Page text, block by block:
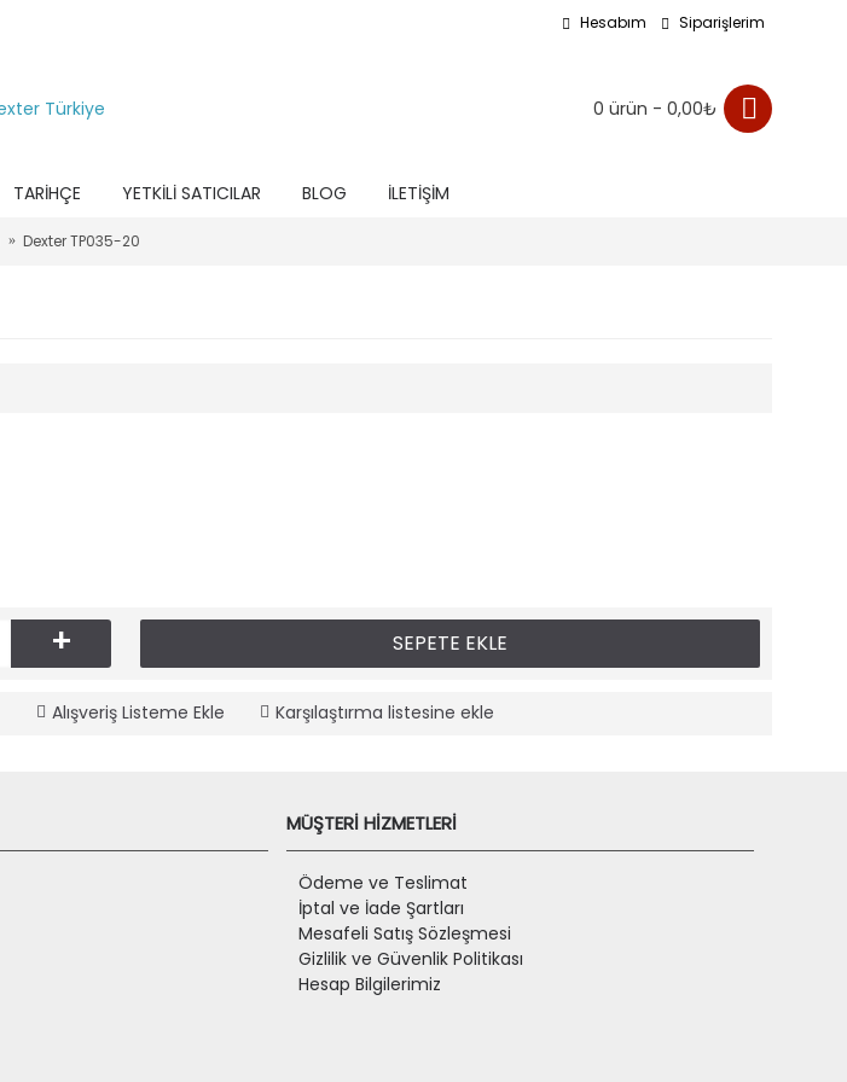
Hesabım Siparişlerim
0 ürün - 0,00₺
TARIHÇE YETKILI SATICILAR BLOG İLETIŞIM
Dexter TP035-20
+ SEPETE EKLE
Alışveriş Listeme Ekle Karşılaştırma listesine ekle
MÜŞTERİ HİZMETLERİ
Ödeme ve Teslimat
İptal ve İade Şartları
Mesafeli Satış Sözleşmesi
Gizlilik ve Güvenlik Politikası
Hesap Bilgilerimiz